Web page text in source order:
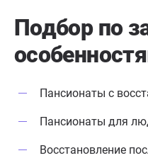
Подбор по
Пансионаты с
Пансионаты для
Восстановление